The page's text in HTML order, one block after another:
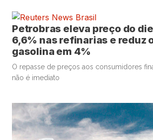
Petrobras eleva preço do
6,6% nas refinarias e reduz
gasolina em 4%
O repasse de preços aos consumidores
não é imediato